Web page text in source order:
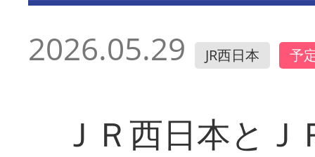
2026.05.29 JR西日本 予
ＪＲ西日本とＪ